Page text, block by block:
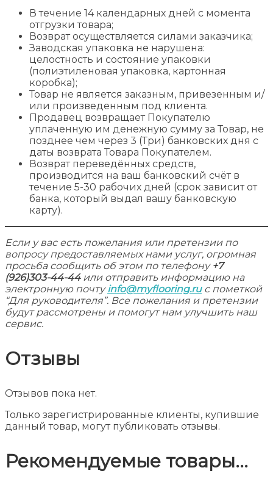
В течение 14 календарных дней с момента
отгрузки товара;
Возврат осуществляется силами заказчика;
Заводская упаковка не нарушена:
целостность и состояние упаковки
(полиэтиленовая упаковка, картонная
коробка);
Товар не является заказным, привезенным и/
или произведенным под клиента.
Продавец возвращает Покупателю
уплаченную им денежную сумму за Товар, не
позднее чем через 3 (Три) банковских дня с
даты возврата Товара Покупателем.
Возврат переведённых средств,
производится на ваш банковский счёт в
течение 5-30 рабочих дней (срок зависит от
банка, который выдал вашу банковскую
карту).
Если у вас есть пожелания или претензии по
вопросу предоставляемых нами услуг, огромная
просьба сообщить об этом по телефону +7
(926)303-44-44 или отправить информацию на
электронную почтуinfo@myflooring.ru с пометкой
“Для руководителя”. Все пожелания и претензии
будут рассмотрены и помогут нам улучшить наш
сервис.
Отзывы
Отзывов пока нет.
Только зарегистрированные клиенты, купившие
данный товар, могут публиковать отзывы.
Рекомендуемые товары...